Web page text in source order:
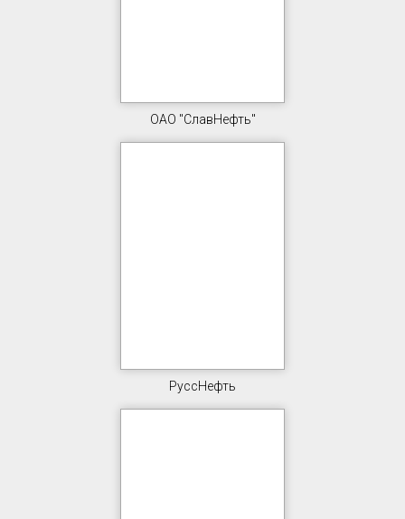
ОАО "СлавНефть"
РуссНефть